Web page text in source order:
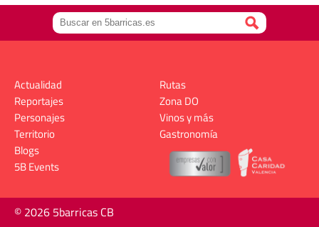
Actualidad
Reportajes
Personajes
Territorio
Rutas
Zona DO
Vinos y más
Gastronomía
Blogs
5B Events
© 2026 5barricas CB